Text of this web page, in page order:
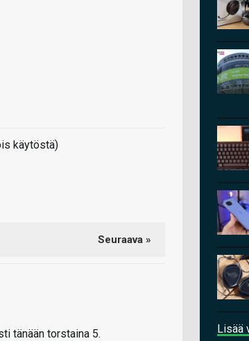
käytöstä)
Seuraava »
tänään torstaina 5.
Lisää